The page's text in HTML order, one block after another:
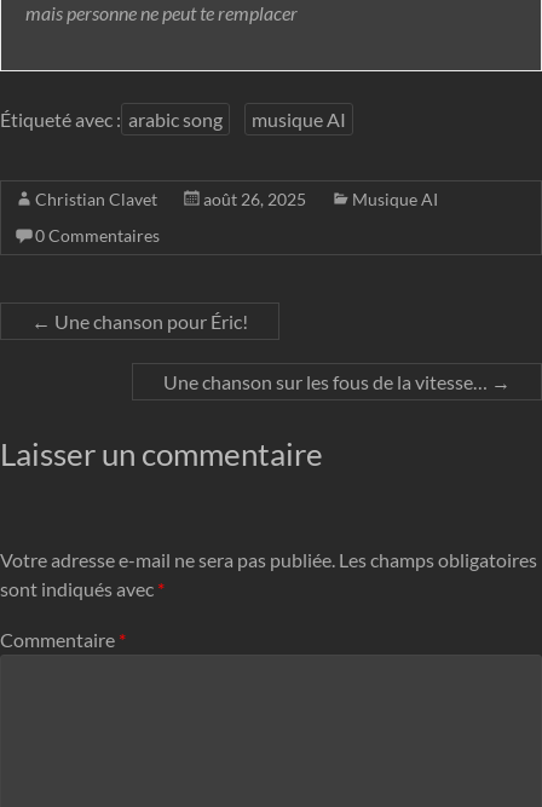
mais personne ne peut te remplacer
Étiqueté avec : arabic song musique AI
Christian Clavet août 26, 2025
Musique AI
0 Commentaires
← Une chanson pour Éric!
Une chanson sur les fous de la vitesse… →
Laisser un commentaire
Votre adresse e-mail ne sera pas publiée. Les champs obligatoires
sont indiqués avec *
Commentaire *